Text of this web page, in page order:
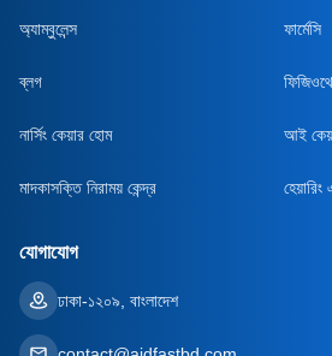
অ্যাম্বুলেন্স ফার্মেসি
ব্লগ
নার্সিং কেয়ার হোম আই
মাদকাসক্তি নিরাময় কেন্দ্র হেয়ারিং
যোগাযোগ
ঢাকা-১২০৯, বাংলাদেশ